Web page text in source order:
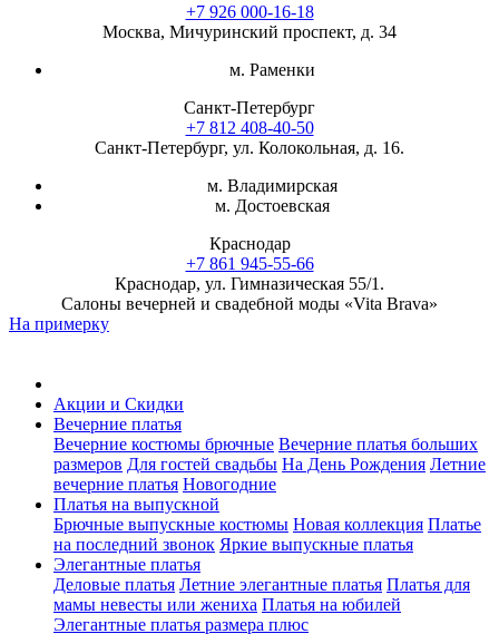
+7 926 000-16-18
Москва, Мичуринский проспект, д. 34
м. Раменки
Санкт-Петербург
+7 812 408-40-50
Санкт-Петербург, ул. Колокольная, д. 16.
м. Владимирская
м. Достоевская
Краснодар
+7 861 945-55-66
Краснодар, ул. Гимназическая 55/1.
Салоны вечерней и свадебной моды «Vita Brava»
На примерку
Акции и Скидки
Вечерние платья
Вечерние костюмы брючные Вечерние платья больших
размеров Для гостей свадьбы На День Рождения Летние
вечерние платья Новогодние
Платья на выпускной
Брючные выпускные костюмы Новая коллекция Платье
на последний звонок Яркие выпускные платья
Элегантные платья
Деловые платья Летние элегантные платья Платья для
мамы невесты или жениха Платья на юбилей
Элегантные платья размера плюс